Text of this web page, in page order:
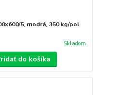
5, modrá, 350 kg/pol.
Skladom
do košíka